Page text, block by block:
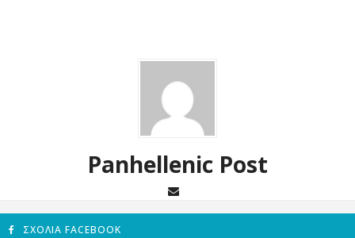
Panhellenic Post
ΣΧΌΛΙΑ FACEBOOK